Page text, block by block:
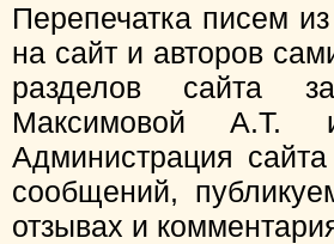
Перепечатка писем
на сайт и авторов
разделов сайта
Максимовой А.Т.
Администрация
сообщений,
отзывах и